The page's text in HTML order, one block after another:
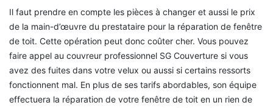
Il faut prendre en compte les pièces à changer et aussi le prix
de la main-d’œuvre du prestataire pour la réparation de fenêtre
de toit. Cette opération peut donc coûter cher. Vous pouvez
faire appel au couvreur professionnel SG Couverture si vous
avez des fuites dans votre velux ou aussi si certains ressorts
fonctionnent mal. En plus de ses tarifs abordables, son équipe
effectuera la réparation de votre fenêtre de toit en un rien de